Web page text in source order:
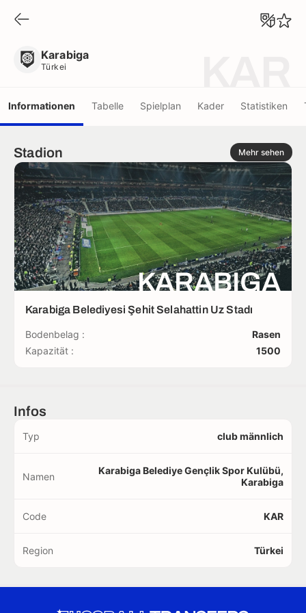
Karabiga
Türkei
Informationen Tabelle Spielplan Kader Statistiken
Stadion Mehr sehen
KARABIGA
Karabiga Belediyesi Şehit Selahattin Uz Stadı
Bodenbelag :
Rasen
Kapazität :
1500
Infos
Typ club männlich
Namen
Karabiga Belediye Gençlik Spor Kulübü,
Karabiga
Code KAR
Region Türkei